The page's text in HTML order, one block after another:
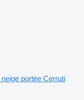
portée Cerruti